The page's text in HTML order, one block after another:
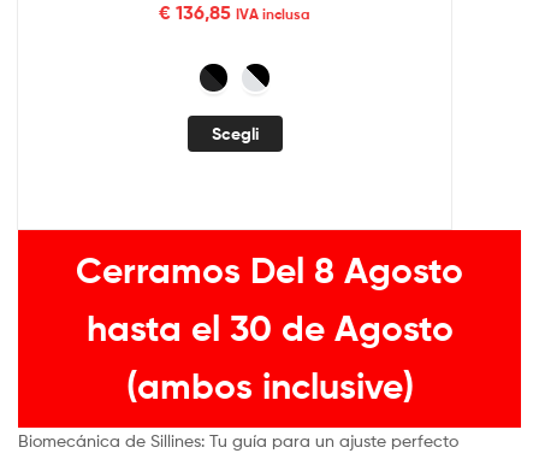
€ 136,85 IVA inclusa
Scegli
Cerramos Del 8 Agosto
hasta el 30 de Agosto
(ambos inclusive)
Biomecánica de Sillines: Tu guía para un ajuste perfecto